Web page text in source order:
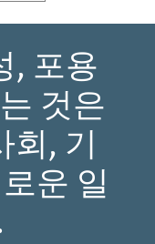
, 포용
것은
회, 기
운 일